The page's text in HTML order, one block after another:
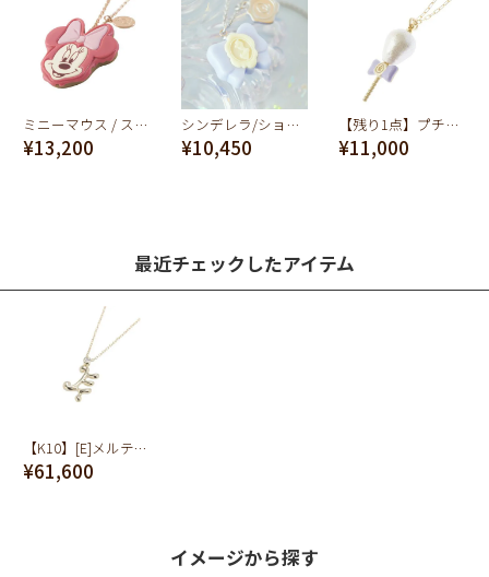
ミニーマウス / ストロベリーケーキ ネックレス【ディズニー アクセサリー】
¥13,200
シンデレラ/ショコラ ネックレス【ディズニー アクセサリー】
¥10,450
【残り1点】プチコットンキャンディー ネックレス (ホワイト)
¥11,000
最近チェックしたアイテム
【K10】[E]メルティー アルファベット ネックレス
¥61,600
イメージから探す